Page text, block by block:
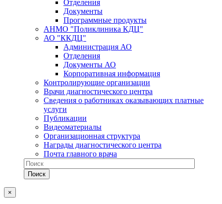
Отделения
Документы
Программные продукты
АНМО "Поликлиника КДЦ"
АО "ККДЦ"
Администрация АО
Отделения
Документы АО
Корпоративная информация
Контролирующие организации
Врачи диагностического центра
Сведения о работниках оказывающих платные
услуги
Публикации
Видеоматериалы
Организационная структура
Награды диагностического центра
Почта главного врача
×